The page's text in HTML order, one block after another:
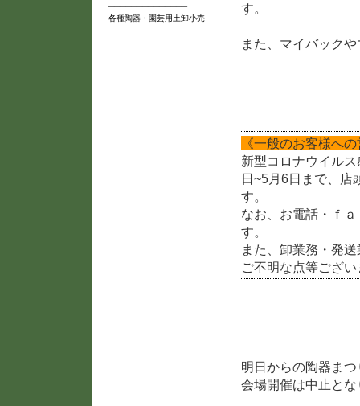
──────────────
各種陶器・園芸用土卸小売
──────────────
す。
また、マイバック
《一般のお客様へ
新型コロナウイル
日~5月6日まで、店
す。
なお、お電話・ｆ
す。
また、卸業務・発
ご不明な点等ござ
明日からの陶器ま
会場開催は中止と